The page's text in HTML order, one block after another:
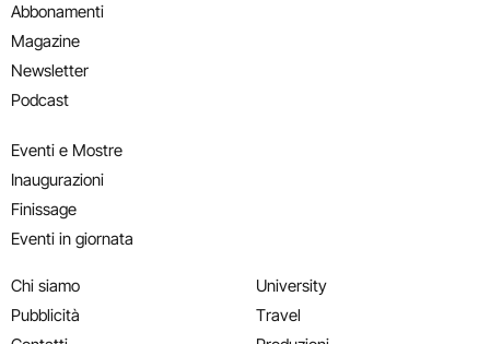
Abbonamenti
Magazine
Newsletter
Podcast
Eventi e Mostre
Inaugurazioni
Finissage
Eventi in giornata
Chi siamo
Pubblicità
University
Travel